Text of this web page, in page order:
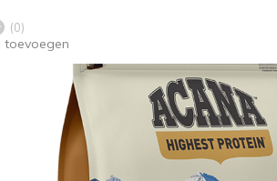
(0)
toevoegen